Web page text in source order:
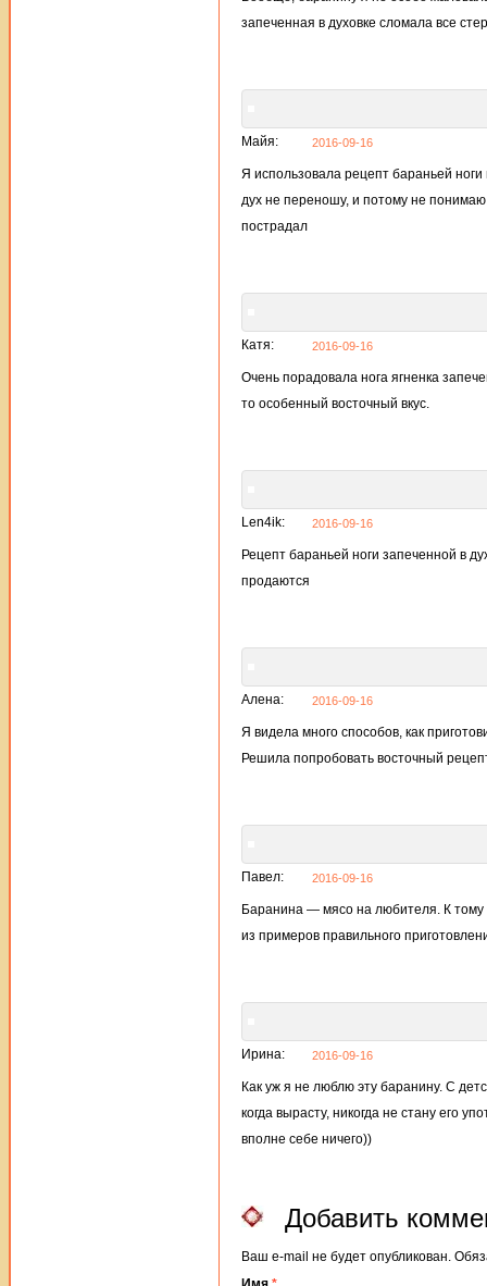
запеченная в духовке сломала все
Майя: 2016-09-16
Я использовала рецепт бараньей
дух не переношу, и потому не
пострадал
Катя: 2016-09-16
Очень порадовала нога ягненка
то особенный восточный вкус.
Len4ik: 2016-09-16
Рецепт бараньей ноги запеченной в
продаются
Алена: 2016-09-16
Я видела много способов, как
Решила попробовать восточный
Павел: 2016-09-16
Баранина — мясо на любителя. К тому
из примеров правильного
Ирина: 2016-09-16
Как уж я не люблю эту баранину. С
когда вырасту, никогда не стану его
вполне себе ничего))
Добавить
Ваш e-mail не будет опубликован.